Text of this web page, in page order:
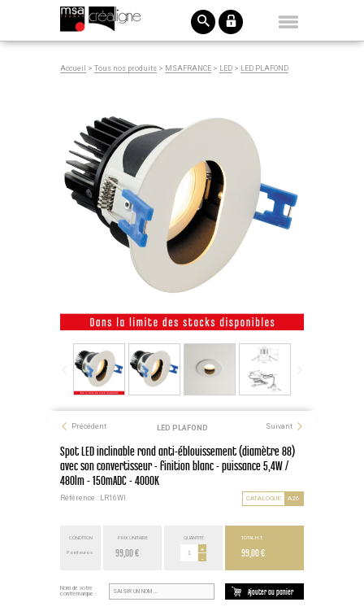
Accueil > Tous nos produits > MSAFRANCE > LED > LED PLAFOND
Précédent LED PLAFOND Suivant
Spot LED inclinable rond anti-éblouissement (diamètre 88)
avec son convertisseur - finition blanc - puissance 5,4W /
480lm - 150mADC - 4000K
Référence : LR16WI CATALOGUE A26
CONDITION
Point euros
PRIX UNITAIRE
99,00 €
QUANTITÉ
+
-
TOTAL H.T.
99,00 €
Nom de votre
contremarque :
Ajouter au panier